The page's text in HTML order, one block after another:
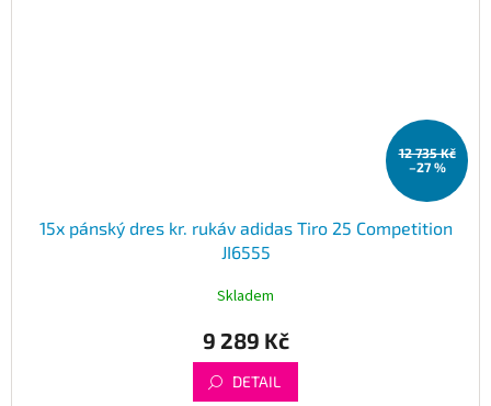
12 735 Kč
–27 %
15x pánský dres kr. rukáv adidas Tiro 25 Competition
JI6555
Skladem
9 289 Kč
DETAIL